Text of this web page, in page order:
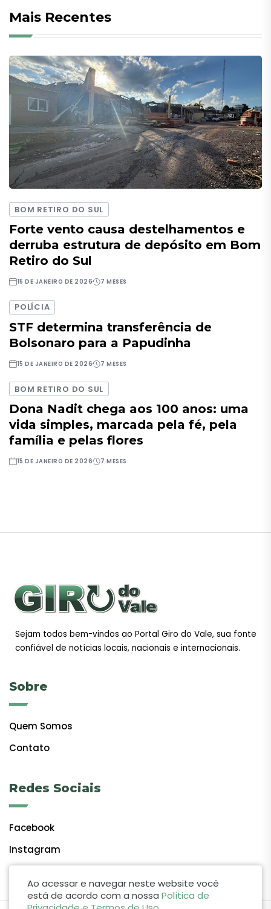
Mais Recentes
BOM RETIRO DO SUL
Forte vento causa destelhamentos e
derruba estrutura de depósito em Bom
Retiro do Sul
15 DE JANEIRO DE 2026 7 MESES
POLÍCIA
STF determina transferência de
Bolsonaro para a Papudinha
15 DE JANEIRO DE 2026 7 MESES
BOM RETIRO DO SUL
Dona Nadit chega aos 100 anos: uma
vida simples, marcada pela fé, pela
família e pelas flores
15 DE JANEIRO DE 2026 7 MESES
Sejam todos bem-vindos ao Portal Giro do Vale, sua fonte
confiável de notícias locais, nacionais e internacionais.
Sobre
Quem Somos
Contato
Redes Sociais
Facebook
Instagram
Ao acessar e navegar neste website você
está de acordo com a nossa Política de